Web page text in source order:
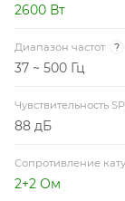
2600 Вт
Диапазон частот ?
37 ~ 500 Гц
Чувствительность
88 дБ
Сопротивление
2+2 Ом